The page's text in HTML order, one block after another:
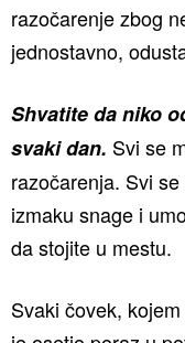
razočarenje zbog
jednostavno,
Shvatite da niko
svaki dan. Svi se
razočarenja. Svi
izmaku snage i
da stojite u mestu.
Svaki čovek,